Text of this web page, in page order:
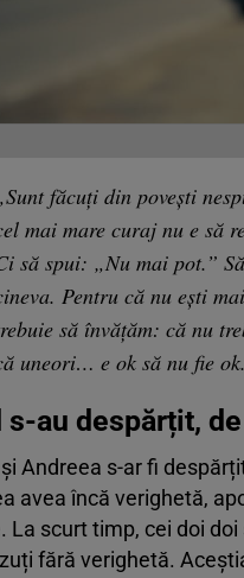
făcuți din povești
mai mare curaj nu e să
să spui: „Nu mai pot.”
Pentru că nu ești
să învățăm: că nu
uneori… e ok să nu fie
s-au despărțit,
Andreea s-ar fi
avea încă verighetă,
La scurt timp, cei doi
fără verighetă.